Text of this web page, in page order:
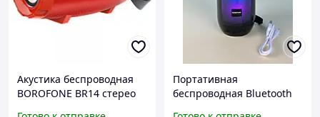
Акустика беспроводная
BOROFONE BR14 стерео
Портативная
беспроводная Bluetooth